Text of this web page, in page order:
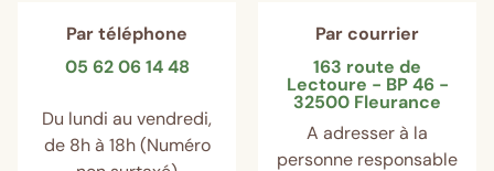
Par téléphone
05 62 06 14 48
Du lundi au vendredi,
de 8h à 18h (Numéro
Par courrier
163 route de
Lectoure - BP 46 -
32500 Fleurance
A adresser à la
personne responsable